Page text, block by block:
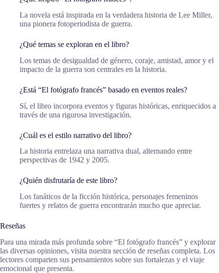
La novela está inspirada en la verdadera historia de Lee Miller,
una pionera fotoperiodista de guerra.
¿Qué temas se exploran en el libro?
Los temas de desigualdad de género, coraje, amistad, amor y el
impacto de la guerra son centrales en la historia.
¿Está “El fotógrafo francés” basado en eventos reales?
Sí, el libro incorpora eventos y figuras históricas, enriquecidos a
través de una rigurosa investigación.
¿Cuál es el estilo narrativo del libro?
La historia entrelaza una narrativa dual, alternando entre
perspectivas de 1942 y 2005.
¿Quién disfrutaría de este libro?
Los fanáticos de la ficción histórica, personajes femeninos
fuertes y relatos de guerra encontrarán mucho que apreciar.
Reseñas
Para una mirada más profunda sobre “El fotógrafo francés” y explorar
las diversas opiniones, visita nuestra sección de reseñas completa. Los
lectores comparten sus pensamientos sobre sus fortalezas y el viaje
emocional que presenta.